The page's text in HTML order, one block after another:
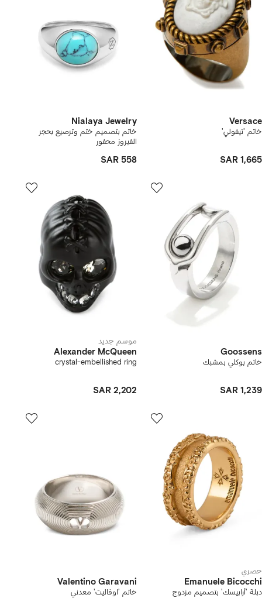
Versace
خاتم 'تيفولي'
SAR 1,665
Nialaya Jewelry
خاتم بتصميم ختم وترصيع بحجر
الفيروز محفور
SAR 558
Goossens
خاتم بوكلي بمشبك
SAR 1,239
موسم جديد
Alexander McQueen
crystal-embellished ring
SAR 2,202
حصري
Emanuele Bicocchi
دبلة 'أرابيسك' بتصميم مزدوج
Valentino Garavani
خاتم 'اوفاليت' معدني